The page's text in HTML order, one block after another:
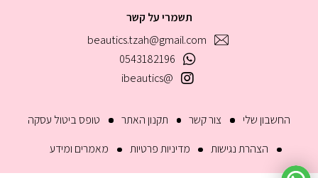
החשבון שלי צור קשר תקנון האתר
טופס ביטול עסקה
הצהרת נגישות
מדיניות פרטיות מאמרים ומידע
תשמרי על קשר
beautics.tzah@gmail.com
0543182196
@ibeautics